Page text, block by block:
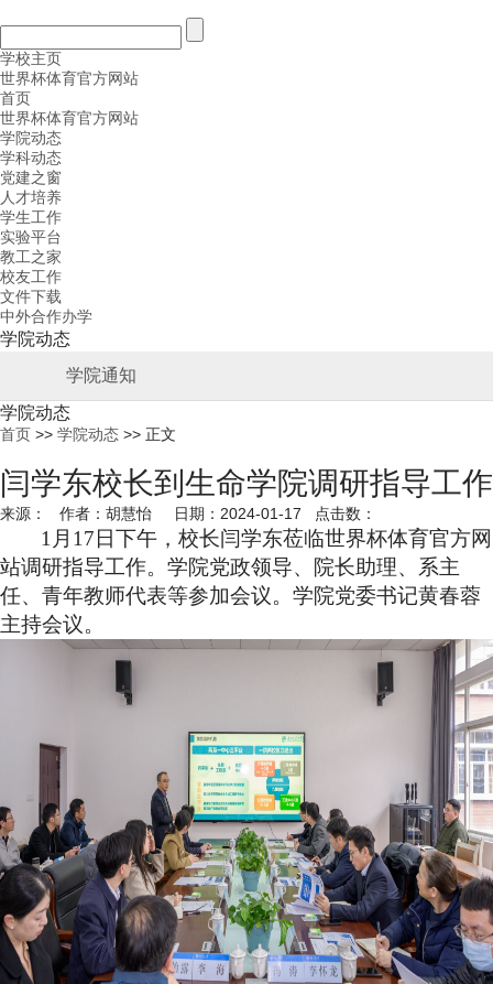
学校主页
世界杯体育官方网站
首页
世界杯体育官方网站
学院动态
学科动态
党建之窗
人才培养
学生工作
实验平台
教工之家
校友工作
文件下载
中外合作办学
学院动态
学院通知
学院动态
首页 >> 学院动态 >> 正文
闫学东校长到生命学院调研指导工作
来源： 作者：胡慧怡 日期：2024-01-17 点击数：
1 月 17 日下午，校长闫学东莅临世界杯体育官方网
站调研指导工作。学院党政领导、院长助理、系主
任、青年教师代表等参加会议。学院党委书记黄春蓉
主持会议。